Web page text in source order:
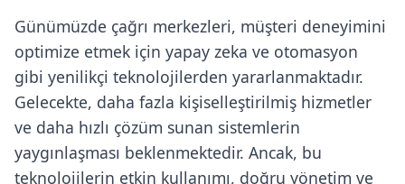
Günümüzde çağrı merkezleri, müşteri deneyimini
optimize etmek için yapay zeka ve otomasyon
gibi yenilikçi teknolojilerden yararlanmaktadır.
Gelecekte, daha fazla kişiselleştirilmiş hizmetler
ve daha hızlı çözüm sunan sistemlerin
yaygınlaşması beklenmektedir. Ancak, bu
teknolojilerin etkin kullanımı, doğru yönetim ve